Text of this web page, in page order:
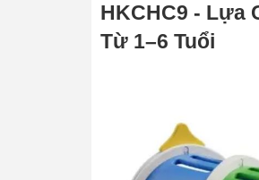
HKCHC9 - Lựa
Từ 1–6 Tuổi